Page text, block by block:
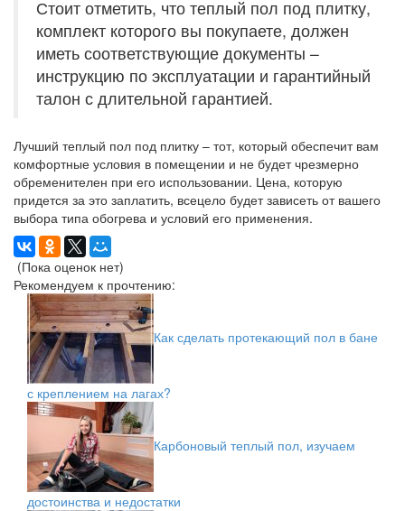
Стоит отметить, что теплый пол под плитку,
комплект которого вы покупаете, должен
иметь соответствующие документы –
инструкцию по эксплуатации и гарантийный
талон с длительной гарантией.
Лучший теплый пол под плитку – тот, который обеспечит вам
комфортные условия в помещении и не будет чрезмерно
обременителен при его использовании. Цена, которую
придется за это заплатить, всецело будет зависеть от вашего
выбора типа обогрева и условий его применения.
(Пока оценок нет)
Рекомендуем к прочтению:
Как сделать протекающий пол в бане
с креплением на лагах?
Карбоновый теплый пол, изучаем
достоинства и недостатки